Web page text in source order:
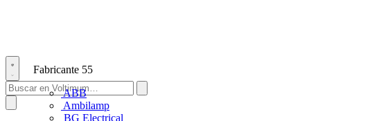
Fabricante 55
ABB
Ambilamp
BG Electrical